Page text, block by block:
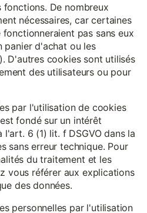
De nombreux
nécessaires, car certaines
pas sans eux
panier d'achat ou les
D'autres cookies sont utilisés
des utilisateurs ou pour
par l'utilisation de cookies
fondé sur un intérêt
6 (1) lit. f DSGVO dans la
sans erreur technique. Pour
du traitement et les
vous référer aux explications
des données.
personnelles par l'utilisation